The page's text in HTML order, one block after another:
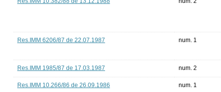
Res.IMM 6206/87 de 22.07.1987 num. 1
Res.IMM 1985/87 de 17.03.1987 num. 2
Res.IMM 10.266/86 de 26.09.1986 num. 1